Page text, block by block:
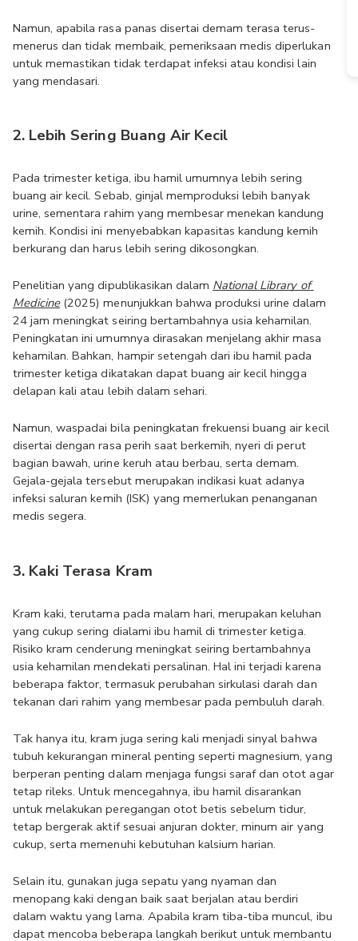
Namun, apabila rasa panas disertai demam terasa terus-
menerus dan tidak membaik, pemeriksaan medis diperlukan
untuk memastikan tidak terdapat infeksi atau kondisi lain
yang mendasari.
2. Lebih Sering Buang Air Kecil
Pada trimester ketiga, ibu hamil umumnya lebih sering
buang air kecil. Sebab, ginjal memproduksi lebih banyak
urine, sementara rahim yang membesar menekan kandung
kemih. Kondisi ini menyebabkan kapasitas kandung kemih
berkurang dan harus lebih sering dikosongkan.
Penelitian yang dipublikasikan dalam National Library of
Medicine (2025) menunjukkan bahwa produksi urine dalam
24 jam meningkat seiring bertambahnya usia kehamilan.
Peningkatan ini umumnya dirasakan menjelang akhir masa
kehamilan. Bahkan, hampir setengah dari ibu hamil pada
trimester ketiga dikatakan dapat buang air kecil hingga
delapan kali atau lebih dalam sehari.
Namun, waspadai bila peningkatan frekuensi buang air kecil
disertai dengan rasa perih saat berkemih, nyeri di perut
bagian bawah, urine keruh atau berbau, serta demam.
Gejala-gejala tersebut merupakan indikasi kuat adanya
infeksi saluran kemih (ISK) yang memerlukan penanganan
medis segera.
3. Kaki Terasa Kram
Kram kaki, terutama pada malam hari, merupakan keluhan
yang cukup sering dialami ibu hamil di trimester ketiga.
Risiko kram cenderung meningkat seiring bertambahnya
usia kehamilan mendekati persalinan. Hal ini terjadi karena
beberapa faktor, termasuk perubahan sirkulasi darah dan
tekanan dari rahim yang membesar pada pembuluh darah.
Tak hanya itu, kram juga sering kali menjadi sinyal bahwa
tubuh kekurangan mineral penting seperti magnesium, yang
berperan penting dalam menjaga fungsi saraf dan otot agar
tetap rileks. Untuk mencegahnya, ibu hamil disarankan
untuk melakukan peregangan otot betis sebelum tidur,
tetap bergerak aktif sesuai anjuran dokter, minum air yang
cukup, serta memenuhi kebutuhan kalsium harian.
Selain itu, gunakan juga sepatu yang nyaman dan
menopang kaki dengan baik saat berjalan atau berdiri
dalam waktu yang lama. Apabila kram tiba-tiba muncul, ibu
dapat mencoba beberapa langkah berikut untuk membantu